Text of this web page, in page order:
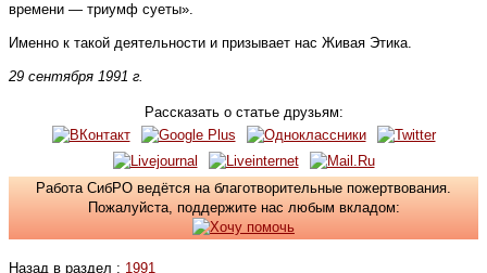
времени — триумф суеты».
Именно к такой деятельности и призывает нас Живая Этика.
29 сентября 1991 г.
Рассказать о статье друзьям:
Работа СибРО ведётся на благотворительные пожертвования.
Пожалуйста, поддержите нас любым вкладом:
Назад в раздел : 1991